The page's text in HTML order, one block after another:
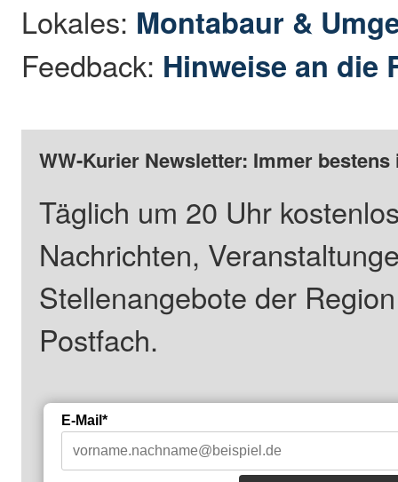
Lokales: Montabaur &
Feedback: Hinweise an die
WW-Kurier Newsletter: Immer
Täglich um 20 Uhr
Nachrichten,
Stellenangebote der
Postfach.
E-Mail*